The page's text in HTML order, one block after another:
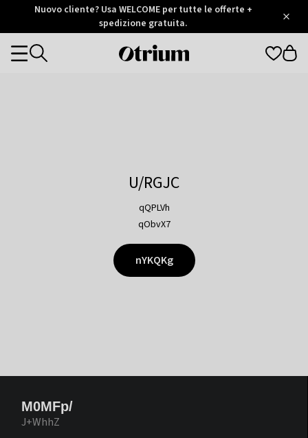
Otrium
Trustpilot
Nuovo cliente? Usa WELCOME per tutte le offerte +
spedizione gratuita.
Otrium
Categories
U/RGJC
qQPLVh
qObvX7
nYKQKg
M0MFp/
J+WhhZ